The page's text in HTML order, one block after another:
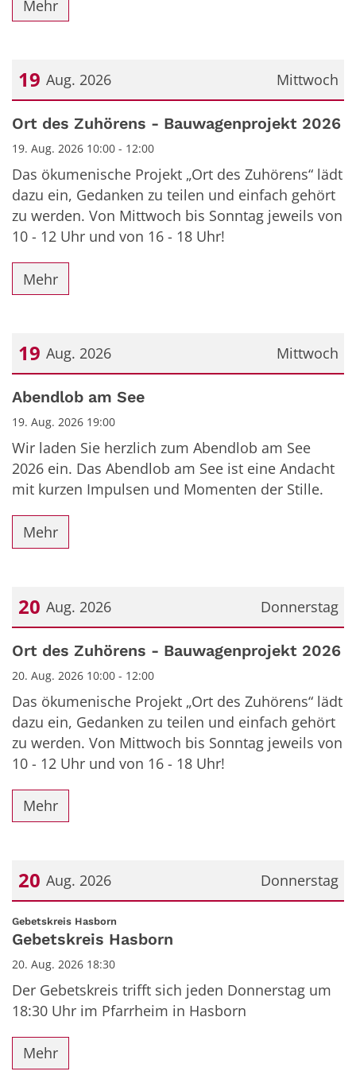
Mehr
Mittwoch
19 Aug. 2026
Datum: 19. August 2026
Ort des Zuhörens - Bauwagenprojekt 2026
19. Aug. 2026 10:00 - 12:00
Das ökumenische Projekt „Ort des Zuhörens“ lädt
dazu ein, Gedanken zu teilen und einfach gehört
zu werden. Von Mittwoch bis Sonntag jeweils von
10 - 12 Uhr und von 16 - 18 Uhr!
Mehr
Mittwoch
19 Aug. 2026
Datum: 19. August 2026
Abendlob am See
19. Aug. 2026 19:00
Wir laden Sie herzlich zum Abendlob am See
2026 ein. Das Abendlob am See ist eine Andacht
mit kurzen Impulsen und Momenten der Stille.
Mehr
Donnerstag
20 Aug. 2026
Datum: 20. August 2026
Ort des Zuhörens - Bauwagenprojekt 2026
20. Aug. 2026 10:00 - 12:00
Das ökumenische Projekt „Ort des Zuhörens“ lädt
dazu ein, Gedanken zu teilen und einfach gehört
zu werden. Von Mittwoch bis Sonntag jeweils von
10 - 12 Uhr und von 16 - 18 Uhr!
Mehr
Donnerstag
20 Aug. 2026
Datum: 20. August 2026
Gebetskreis Hasborn
Gebetskreis Hasborn
20. Aug. 2026 18:30
Der Gebetskreis trifft sich jeden Donnerstag um
18:30 Uhr im Pfarrheim in Hasborn
Mehr